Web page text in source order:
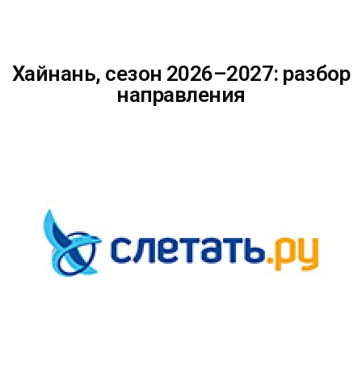
Хайнань, сезон 2026–2027: разбор
направления